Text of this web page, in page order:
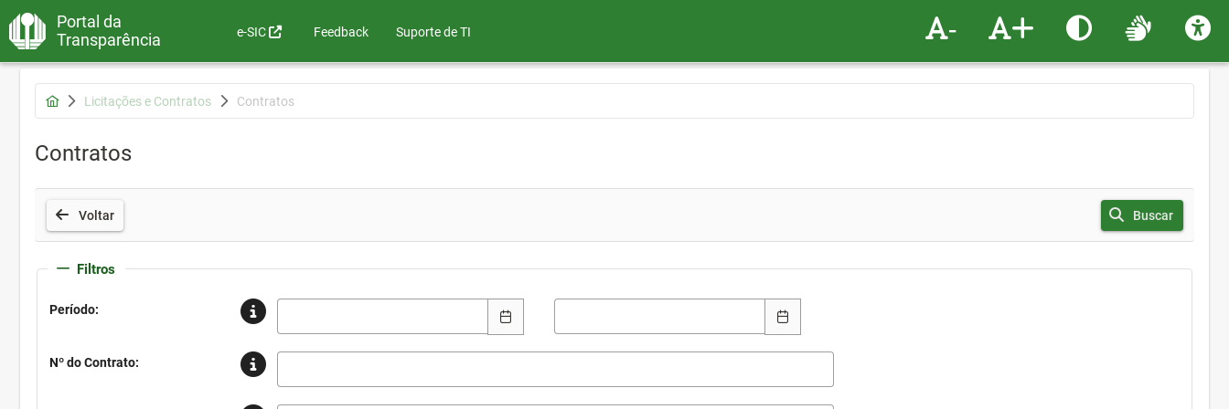
Portal da
Transparência
e-SIC - +
Feedback Suporte de TI
Licitações e Contratos Contratos
Contratos
Voltar Buscar
Filtros
Período:
Nº do Contrato: